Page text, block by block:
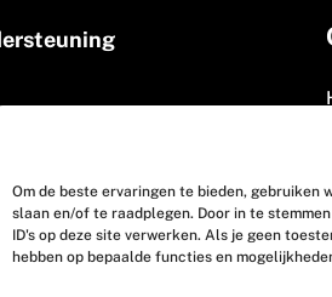
Om de beste ervaringen te bieden,
slaan en/of te raadplegen. Door in te
ID's op deze site verwerken. Als je geen
hebben op bepaalde functies en